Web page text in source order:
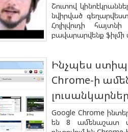
Շուտով
նվիրված
Հոլիլվուդի
բավարարվենք
Ինչպես
Chrome-ի
Google Chrome
են 8 ամենաշատ